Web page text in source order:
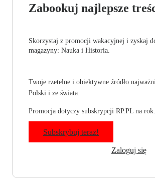
Zabookuj najlepsze
Skorzystaj z promocji wakacyjnej i zyskaj
magazyny: Nauka i Historia.
Twoje rzetelne i obiektywne źródło
Polski i ze świata.
Promocja dotyczy subskrypcji RP.PL na rok.
Subskrybuj teraz!
Zaloguj się